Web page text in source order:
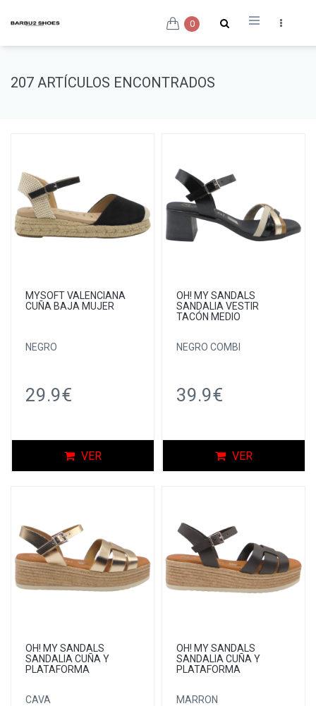
0
207 ARTÍCULOS ENCONTRADOS
MYSOFT VALENCIANA
CUÑA BAJA MUJER
NEGRO
29.9€
VER
OH! MY SANDALS
SANDALIA VESTIR
TACÓN MEDIO
NEGRO COMBI
39.9€
VER
OH! MY SANDALS
SANDALIA CUÑA Y
PLATAFORMA
CAVA
OH! MY SANDALS
SANDALIA CUÑA Y
PLATAFORMA
MARRON